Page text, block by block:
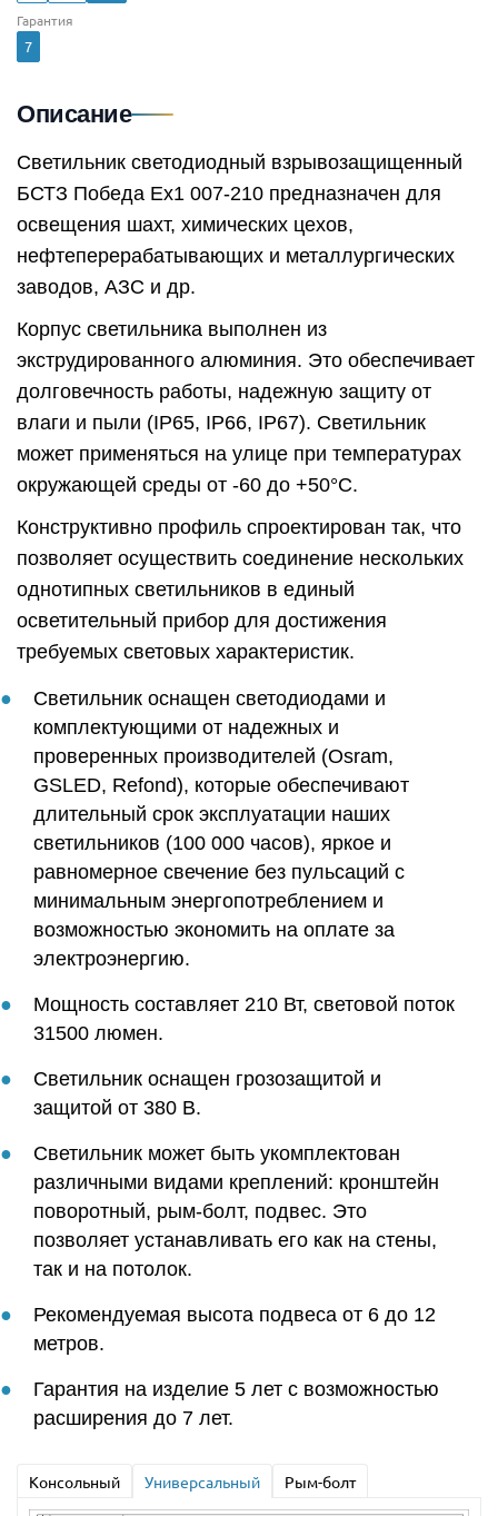
Гарантия
7
Описание
Светильник светодиодный взрывозащищенный
БСТЗ Победа Ex1 007-210 предназначен для
освещения шахт, химических цехов,
нефтеперерабатывающих и металлургических
заводов, АЗС и др.
Корпус светильника выполнен из
экструдированного алюминия. Это обеспечивает
долговечность работы, надежную защиту от
влаги и пыли (IP65, IP66, IP67). Светильник
может применяться на улице при температурах
окружающей среды от -60 до +50°C.
Конструктивно профиль спроектирован так, что
позволяет осуществить соединение нескольких
однотипных светильников в единый
осветительный прибор для достижения
требуемых световых характеристик.
Светильник оснащен светодиодами и
комплектующими от надежных и
проверенных производителей (Osram,
GSLED, Refond), которые обеспечивают
длительный срок эксплуатации наших
светильников (100 000 часов), яркое и
равномерное свечение без пульсаций с
минимальным энергопотреблением и
возможностью экономить на оплате за
электроэнергию.
Мощность составляет 210 Вт, световой поток
31500 люмен.
Светильник оснащен грозозащитой и
защитой от 380 В.
Светильник может быть укомплектован
различными видами креплений: кронштейн
поворотный, рым-болт, подвес. Это
позволяет устанавливать его как на стены,
так и на потолок.
Рекомендуемая высота подвеса от 6 до 12
метров.
Гарантия на изделие 5 лет с возможностью
расширения до 7 лет.
Консольный Универсальный Рым-болт